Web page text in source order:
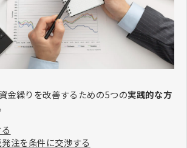
金繰りを改善するための5つの実践的な方
注を条件に交渉する